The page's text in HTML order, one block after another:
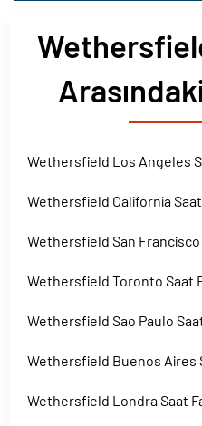
Wethersfield Los Angeles
Wethersfield California Saat
Wethersfield San Francisco
Wethersfield Toronto Saat
Wethersfield Sao Paulo Saat
Wethersfield Buenos Aires
Wethersfield Londra Saat